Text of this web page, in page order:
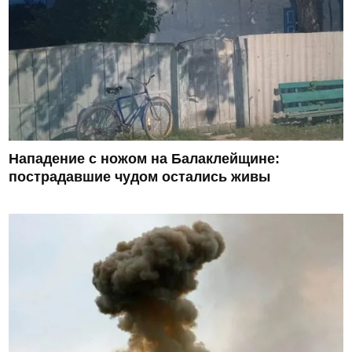
Нападение с ножом на Балаклейщине:
пострадавшие чудом остались живы